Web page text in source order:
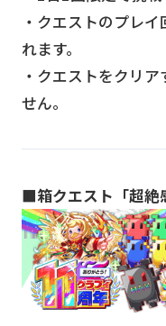
・クエストのプレ
れます。
・クエストをクリ
せん。
■箱クエスト「超絶